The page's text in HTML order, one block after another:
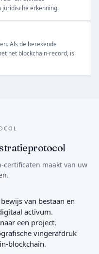
erkenning.
Als de berekende
het blockchain-record, is
certificaten maakt van uw
van bestaan en
activum.
een project,
vingerafdruk
blockchain.